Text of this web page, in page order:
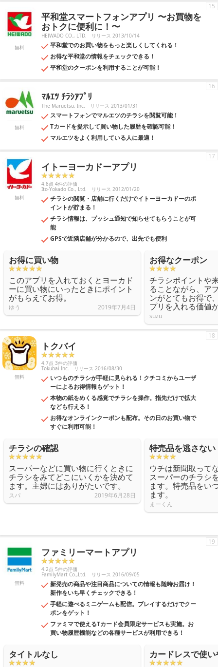
無料
平和堂スマートフォンアプリ 〜お買物を
おトクに便利に！〜
HEIWADO CO., LTD. リリース 2013/10/14
平和堂でのお買い物をもっと楽しくしてくれる！
お得な平和堂の情報をチェックできる！
平和堂のクーポンを利用することが可能！
15
無料
ﾏﾙｴﾂ ﾁﾗｼｱﾌﾟﾘ
The Maruetsu, Inc. リリース 2013/01/31
スマートフォンでマルエツのチラシを閲覧可能！
Tカードを提示して買い物した履歴を確認可能！
マルエツをよく利用している人に最適！
16
無料
イトーヨーカドーアプリ
4.8点 4件の評価
Ito-Yokado Co., Ltd. リリース 2012/01/20
チラシの閲覧・店舗に行くだけでイトーヨーカドーのポ
イントが貯まる！
チラシ情報は、プッシュ通知で知らせてもらうことが可
能
GPSで近隣店舗が分かるので、出先でも便利
17
お得に買い物
このアプリを入れておくとヨーカド
ーに買い物にいったときにポイント
がもらえてお得。
ゆう 2019年7月4日
お得なクーポン
チラシポイントや
ることながら、ア
ンがとてもお得で
プリを入れる価値
suzu
無料
トクバイ
4.7点 3件の評価
Tokubai Inc. リリース 2016/08/30
いつものチラシが手軽に見られる！クチコミからユーザ
ーによるお得情報もゲット！
本物の紙をめくる感覚でチラシを操作。指先だけで拡大
なども行える！
お得なオンラインクーポンも配布。その日のお買い物で
すぐに利用可能！
18
チラシの確認
スーパーなどに買い物に行くときに
チラシをみてどこにいくかを決めて
ます。主婦にはありがたいです。
スパ 2019年6月28日
特売品を逃さない
ウチは新聞取って
スーパーのチラシ
ます。特売品をい
ます。
まーくん
無料
ファミリーマートアプリ
4.2点 5件の評価
FamilyMart Co.,Ltd. リリース 2016/09/05
新発売の商品や注目商品についての情報も随時お届け！
新作をいち早くチェックできる！
手軽に遊べるミニゲームも配信。プレイするだけでクー
ポンをゲット！
ファミマで使えるTカード会員限定サービスも実施。お
買い物履歴機能などの各種サービスが利用できる！
19
タイトルなし カードレスで使